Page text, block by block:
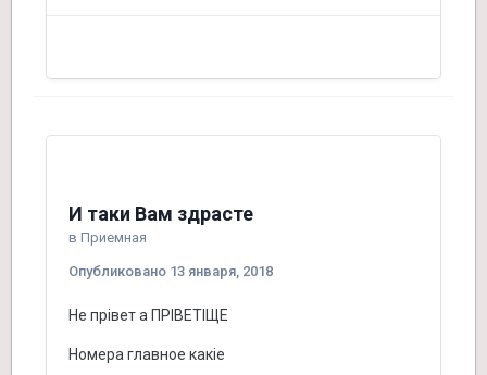
И таки Вам здрасте
в Приемная
Опубликовано 13 января, 2018
Не прівет а ПРІВЕТІЩЕ
Номера главное какіе